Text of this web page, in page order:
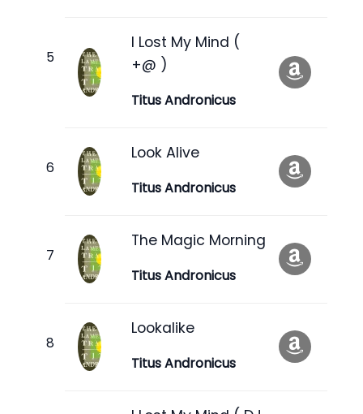
I Lost My Mind (
+@ )
Titus Andronicus
Look Alive
Titus Andronicus
The Magic Morning
Titus Andronicus
Lookalike
Titus Andronicus